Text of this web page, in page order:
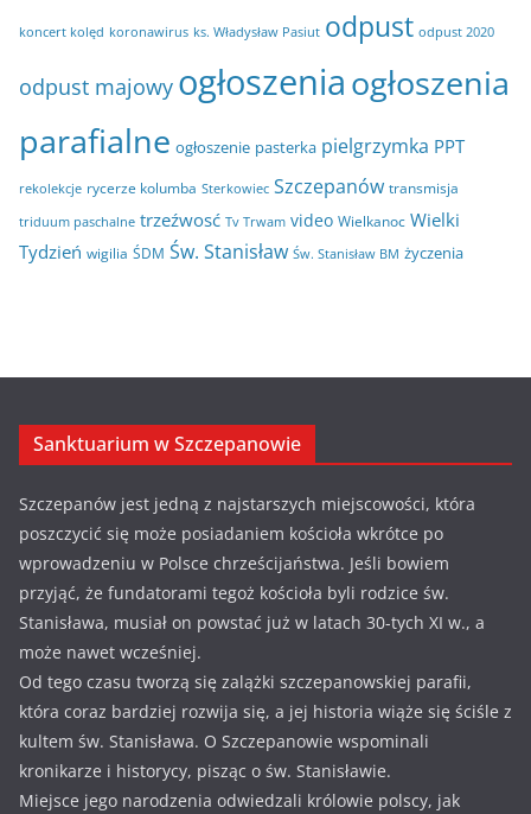
koncert kolęd koronawirus ks. Władysław Pasiut odpust odpust 2020
odpust majowy ogłoszeniaogłoszenia
parafialne ogłoszenie pasterka pielgrzymka PPT
rekolekcje rycerze kolumba Sterkowiec Szczepanów transmisja
triduum paschalne trzeźwosć Tv Trwam video Wielkanoc Wielki
Tydzień wigilia ŚDM Św. Stanisław Św. Stanisław BM życzenia
Sanktuarium w Szczepanowie
Szczepanów jest jedną z najstarszych miejscowości, która
poszczycić się może posiadaniem kościoła wkrótce po
wprowadzeniu w Polsce chrześcijaństwa. Jeśli bowiem
przyjąć, że fundatorami tegoż kościoła byli rodzice św.
Stanisława, musiał on powstać już w latach 30-tych XI w., a
może nawet wcześniej.
Od tego czasu tworzą się zalążki szczepanowskiej parafii,
która coraz bardziej rozwija się, a jej historia wiąże się ściśle z
kultem św. Stanisława. O Szczepanowie wspominali
kronikarze i historycy, pisząc o św. Stanisławie.
Miejsce jego narodzenia odwiedzali królowie polscy, jak